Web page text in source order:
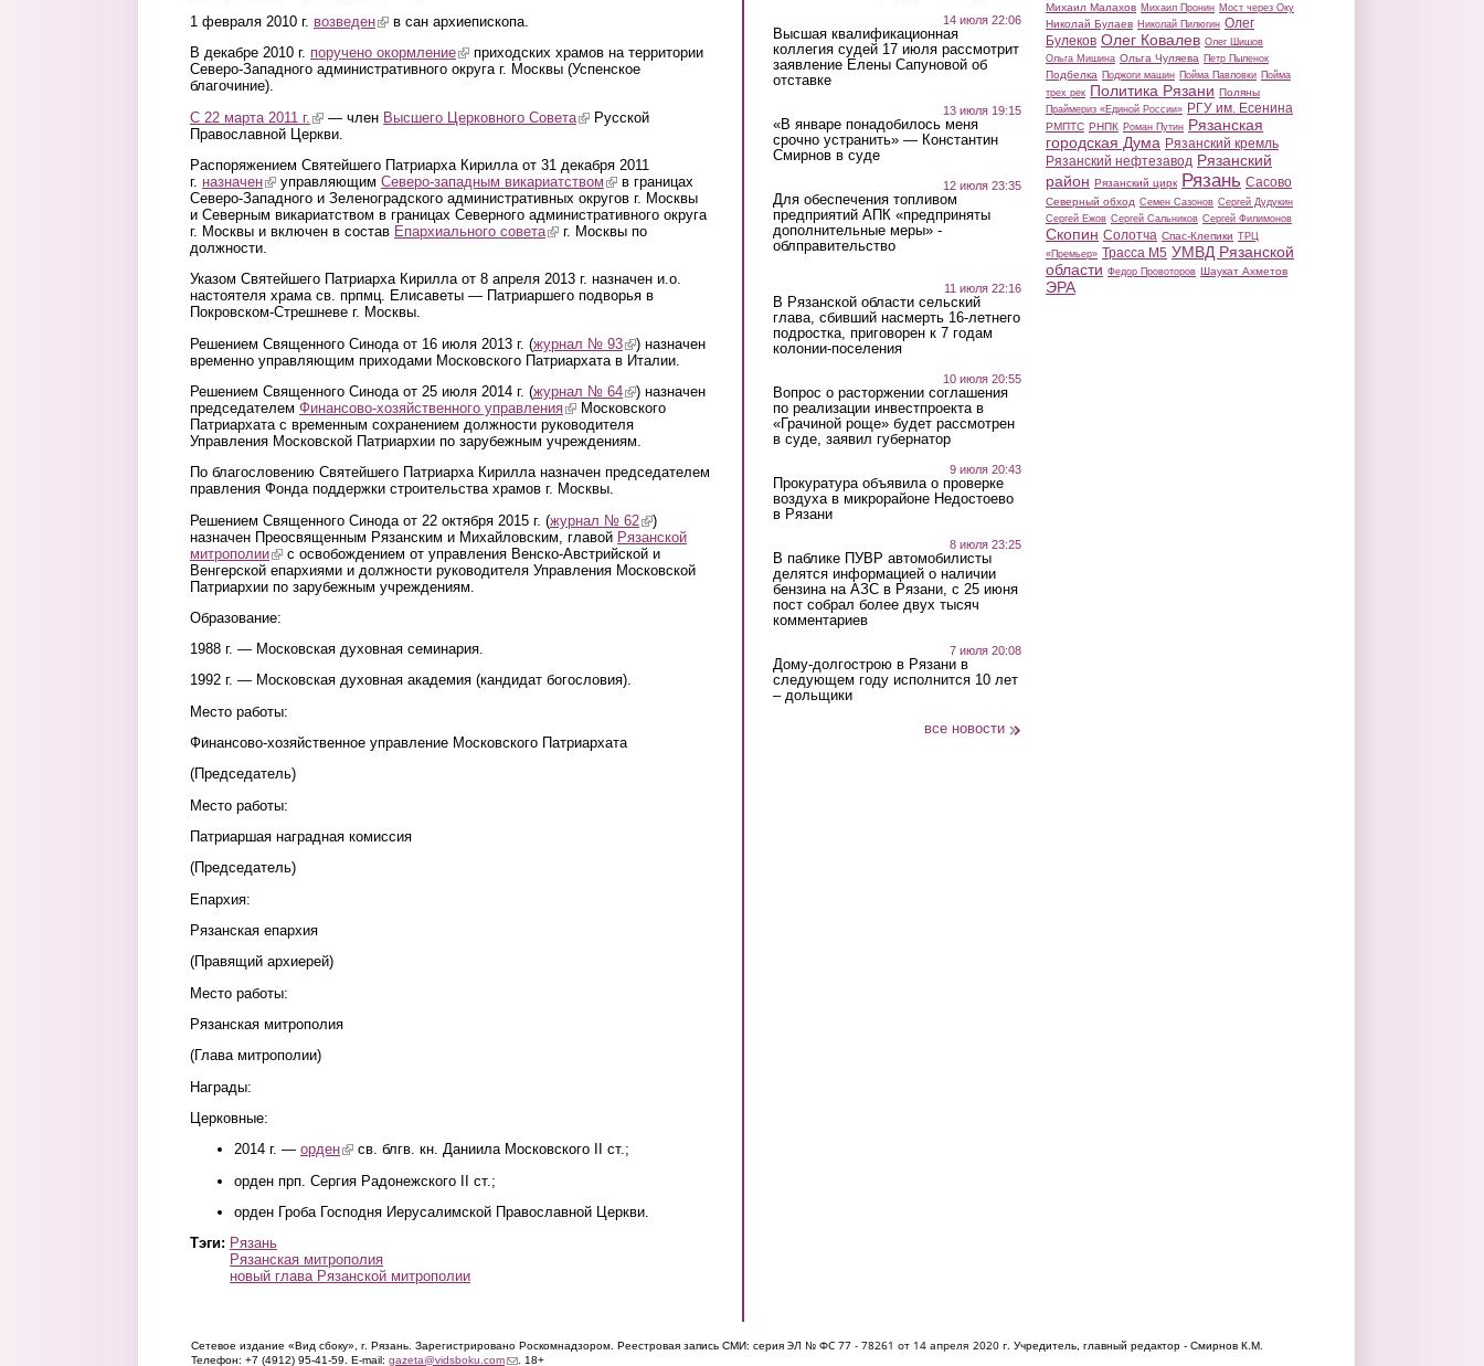
1 февраля 2010 г. возведен(link is external)
в сан архиепископа.
В декабре 2010 г. поручено окормление(link is external)
приходских храмов на территории
Северо-Западного административного округа г. Москвы (Успенское
благочиние).
С 22 марта 2011 г. (link is external)
— член Высшего Церковного Совета(link is external)
Русской
Православной Церкви.
Распоряжением Святейшего Патриарха Кирилла от 31 декабря 2011
г. назначен(link is external)
управляющим Северо-западным викариатством (link is external)
в границах
Северо-Западного и Зеленоградского административных округов г. Москвы
и Северным викариатством в границах Северного административного округа
г. Москвы и включен в состав Епархиального совета(link is external)
г. Москвы по
должности.
Указом Святейшего Патриарха Кирилла от 8 апреля 2013 г. назначен и.о.
настоятеля храма св. прпмц. Елисаветы — Патриаршего подворья в
Покровском-Стрешневе г. Москвы.
Решением Священного Синода от 16 июля 2013 г. (журнал № 93(link is external)
) назначен
временно управляющим приходами Московского Патриархата в Италии.
Решением Священного Синода от 25 июля 2014 г. (журнал № 64(link is external)
) назначен
председателем Финансово-хозяйственного управления(link is external)
Московского
Патриархата с временным сохранением должности руководителя
Управления Московской Патриархии по зарубежным учреждениям.
По благословению Святейшего Патриарха Кирилла назначен председателем
правления Фонда поддержки строительства храмов г. Москвы.
Решением Священного Синода от 22 октября 2015 г. (журнал № 62(link is external)
)
назначен Преосвященным Рязанским и Михайловским, главой Рязанской
митрополии(link is external)
с освобождением от управления Венско-Австрийской и
Венгерской епархиями и должности руководителя Управления Московской
Патриархии по зарубежным учреждениям.
Образование:
1988 г. — Московская духовная семинария.
1992 г. — Московская духовная академия (кандидат богословия).
Место работы:
Финансово-хозяйственное управление Московского Патриархата
(Председатель)
Место работы:
Патриаршая наградная комиссия
(Председатель)
Епархия:
Рязанская епархия
(Правящий архиерей)
Место работы:
Рязанская митрополия
(Глава митрополии)
Награды:
Церковные:
2014 г. — орден(link is external)
св. блгв. кн. Даниила Московского II ст.;
орден прп. Сергия Радонежского II ст.;
орден Гроба Господня Иерусалимской Православной Церкви.
Тэги: Рязань
Рязанская митрополия
новый глава Рязанской митрополии
14 июля 22:06
Высшая квалификационная
коллегия судей 17 июля рассмотрит
заявление Елены Сапуновой об
отставке
13 июля 19:15
«В январе понадобилось меня
срочно устранить» — Константин
Смирнов в суде
12 июля 23:35
Для обеспечения топливом
предприятий АПК «предприняты
дополнительные меры» -
облправительство
11 июля 22:16
В Рязанской области сельский
глава, сбивший насмерть 16-летнего
подростка, приговорен к 7 годам
колонии-поселения
10 июля 20:55
Вопрос о расторжении соглашения
по реализации инвестпроекта в
«Грачиной роще» будет рассмотрен
в суде, заявил губернатор
9 июля 20:43
Прокуратура объявила о проверке
воздуха в микрорайоне Недостоево
в Рязани
8 июля 23:25
В паблике ПУВР автомобилисты
делятся информацией о наличии
бензина на АЗС в Рязани, с 25 июня
пост собрал более двух тысяч
комментариев
7 июля 20:08
Дому-долгострою в Рязани в
следующем году исполнится 10 лет
– дольщики
все новости
Михаил Малахов Михаил Пронин Мост через Оку
Николай Булаев Николай Пилюгин Олег
Булеков Олег Ковалев Олег Шишов
Ольга Мишина Ольга Чуляева Петр Пыленок
Подбелка Поджоги машин Пойма Павловки Пойма
трех рек Политика Рязани Поляны
Праймериз «Единой России» РГУ им. Есенина
РМПТС РНПК Роман Путин Рязанская
городская Дума Рязанский кремль
Рязанский нефтезавод Рязанский
район Рязанский цирк Рязань Сасово
Северный обход Семен Сазонов Сергей Дудукин
Сергей Ежов Сергей Сальников Сергей Филимонов
Скопин Солотча Спас-Клепики ТРЦ
«Премьер» Трасса М5 УМВД Рязанской
области Федор Провоторов Шаукат Ахметов
ЭРА
Сетевое издание «Вид сбоку», г. Рязань. Зарегистрировано Роскомнадзором. Реестровая запись СМИ: серия ЭЛ № ФС 77 - 78261 от 14 апреля 2020 г. Учредитель, главный редактор - Смирнов К.М.
Телефон: +7 (4912) 95-41-59. E-mail: gazeta@vidsboku.com(link sends e-mail)
. 18+